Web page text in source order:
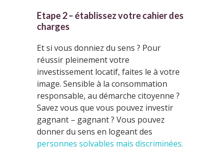
Etape 2 – établissez votre cahier des
charges
Et si vous donniez du sens ? Pour
réussir pleinement votre
investissement locatif, faites le à votre
image. Sensible à la consommation
responsable, au démarche citoyenne ?
Savez vous que vous pouvez investir
gagnant – gagnant ? Vous pouvez
donner du sens en logeant des
personnes solvables mais discriminées.